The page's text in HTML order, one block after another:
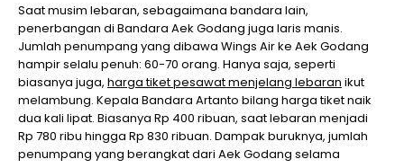
Saat musim lebaran, sebagaimana bandara lain,
penerbangan di Bandara Aek Godang juga laris manis.
Jumlah penumpang yang dibawa Wings Air ke Aek Godang
hampir selalu penuh: 60-70 orang. Hanya saja, seperti
biasanya juga, harga tiket pesawat menjelang lebaran ikut
melambung. Kepala Bandara Artanto bilang harga tiket naik
dua kali lipat. Biasanya Rp 400 ribuan, saat lebaran menjadi
Rp 780 ribu hingga Rp 830 ribuan. Dampak buruknya, jumlah
penumpang yang berangkat dari Aek Godang selama